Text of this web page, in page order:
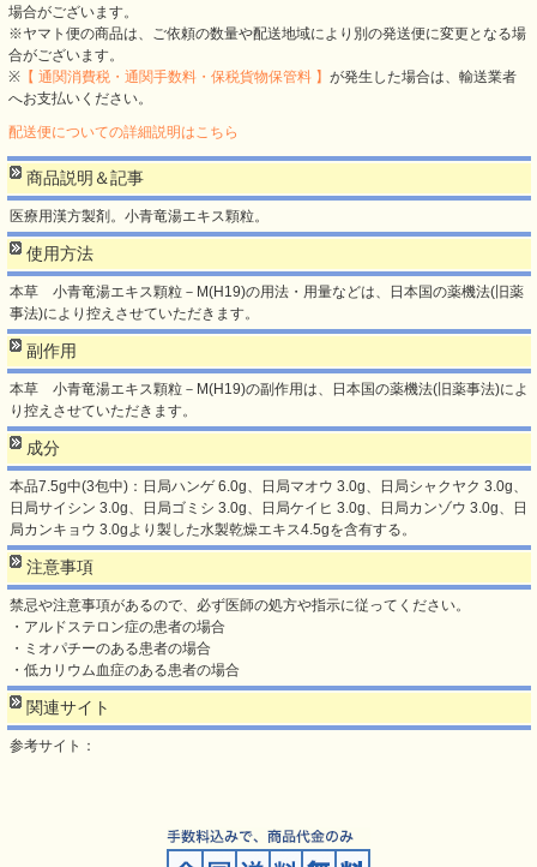
場合がございます。
※ヤマト便の商品は、ご依頼の数量や配送地域により別の発送便に変更となる場
合がございます。
※ 【 通関消費税・通関手数料・保税貨物保管料 】 が発生した場合は、輸送業者
へお支払いください。
配送便についての詳細説明はこちら
商品説明＆記事
医療用漢方製剤。小青竜湯エキス顆粒。
使用方法
本草 小青竜湯エキス顆粒－M(H19)の用法・用量などは、日本国の薬機法(旧薬
事法)により控えさせていただきます。
副作用
本草 小青竜湯エキス顆粒－M(H19)の副作用は、日本国の薬機法(旧薬事法)によ
り控えさせていただきます。
成分
本品7.5g中(3包中)：日局ハンゲ 6.0g、日局マオウ 3.0g、日局シャクヤク 3.0g、
日局サイシン 3.0g、日局ゴミシ 3.0g、日局ケイヒ 3.0g、日局カンゾウ 3.0g、日
局カンキョウ 3.0gより製した水製乾燥エキス4.5gを含有する。
注意事項
禁忌や注意事項があるので、必ず医師の処方や指示に従ってください。
・アルドステロン症の患者の場合
・ミオパチーのある患者の場合
・低カリウム血症のある患者の場合
関連サイト
参考サイト：